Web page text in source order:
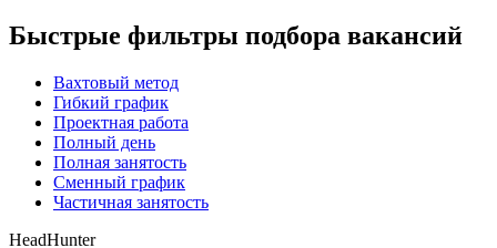
Быстрые фильтры подбора вакансий
Вахтовый метод
Гибкий график
Проектная работа
Полный день
Полная занятость
Сменный график
Частичная занятость
HeadHunter